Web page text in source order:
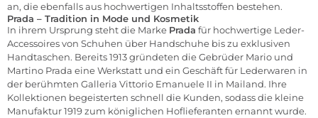
an, die ebenfalls aus hochwertigen Inhaltsstoffen bestehen.
Prada – Tradition in Mode und Kosmetik
In ihrem Ursprung steht die Marke Prada für hochwertige Leder-
Accessoiresvon Schuhen über Handschuhe bis zu exklusiven
Handtaschen. Bereits 1913 gründeten die Gebrüder Mario und
Martino Prada eine Werkstatt und ein Geschäft für Lederwaren in
der berühmten Galleria Vittorio Emanuele II in Mailand. Ihre
Kollektionen begeisterten schnell die Kunden, sodass die kleine
Manufaktur 1919 zum königlichen Hoflieferanten ernannt wurde.